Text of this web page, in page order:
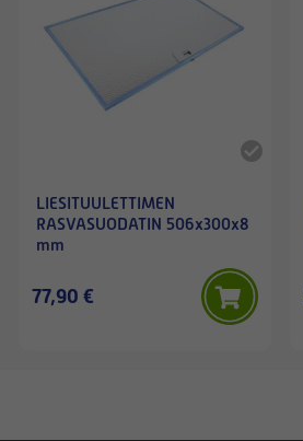
LIESITUULETTIMEN
RASVASUODATIN 506x300x8
mm
77,90 €